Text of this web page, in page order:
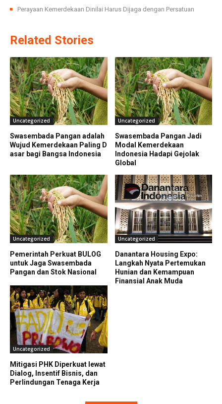
Perayaan Kemerdekaan Dinilai Harus Dijaga dengan Persatuan
Related Stories
Uncategorized
Swasembada Pangan adalah
Wujud Kemerdekaan Paling D
asar bagi Bangsa Indonesia
Uncategorized
Swasembada Pangan Jadi
Modal Kemerdekaan
Indonesia Hadapi Gejolak
Global
Uncategorized
Pemerintah Perkuat BULOG
untuk Jaga Swasembada
Pangan dan Stok Nasional
Uncategorized
Danantara Housing Expo:
Langkah Nyata Pertemukan
Hunian dan Kemampuan
Finansial Anak Muda
Uncategorized
Mitigasi PHK Diperkuat lewat
Dialog, Insentif Bisnis, dan
Perlindungan Tenaga Kerja